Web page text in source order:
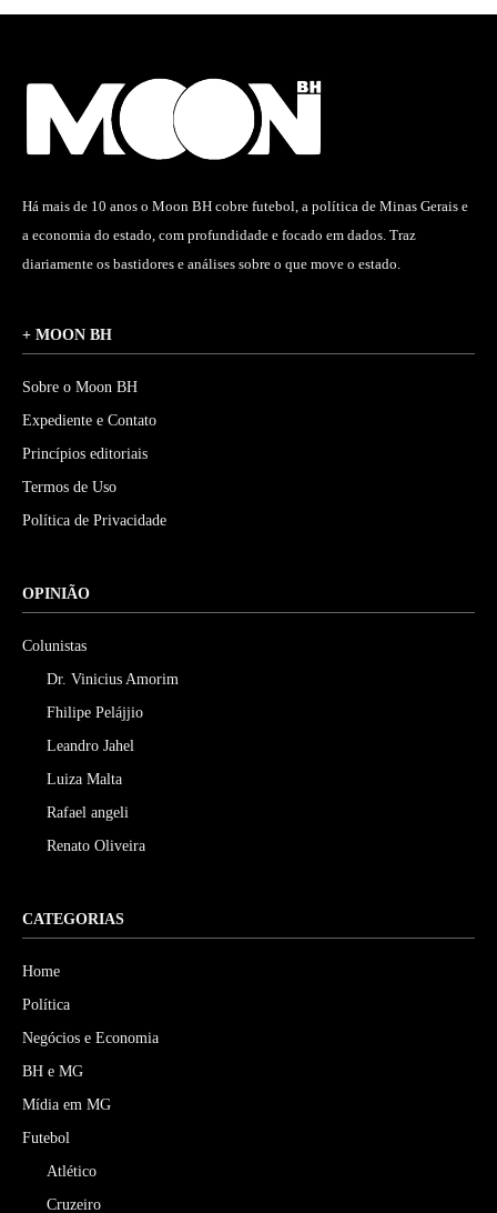
Há mais de 10 anos o Moon BH cobre futebol, a política de Minas Gerais e
a economia do estado, com profundidade e focado em dados. Traz
diariamente os bastidores e análises sobre o que move o estado.
+ MOON BH
Sobre o Moon BH
Expediente e Contato
Princípios editoriais
Termos de Uso
Política de Privacidade
OPINIÃO
Colunistas
Dr. Vinicius Amorim
Fhilipe Pelájjio
Leandro Jahel
Luiza Malta
Rafael angeli
Renato Oliveira
CATEGORIAS
Home
Política
Negócios e Economia
BH e MG
Mídia em MG
Futebol
Atlético
Cruzeiro